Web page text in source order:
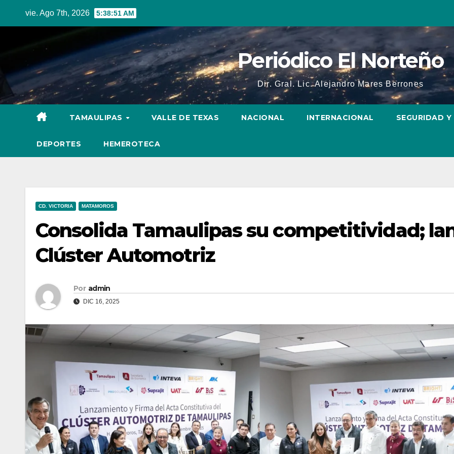
vie. Ago 7th, 2026 5:38:52 AM
Periódico El Norteño
Dir. Gral. Lic. Alejandro Mares Berrones
TAMAULIPAS VALLE DE TEXAS NACIONAL INTERNACIONAL SEGURIDAD
DEPORTES HEMEROTECA
CD. VICTORIA MATAMOROS
Consolida Tamaulipas su competitividad;
Clúster Automotriz
Por admin
DIC 16, 2025